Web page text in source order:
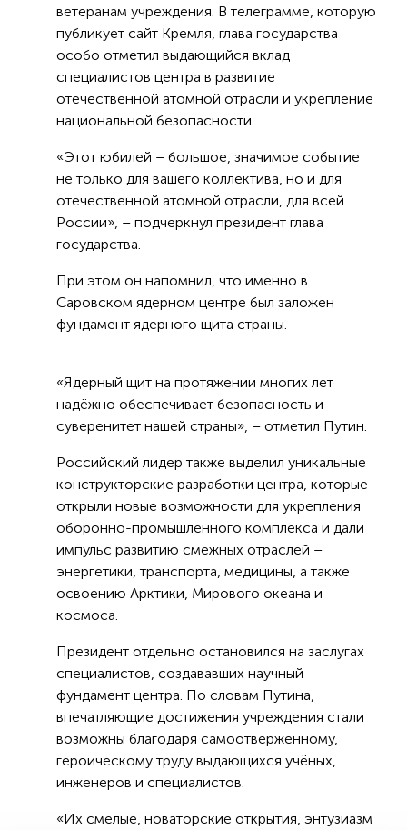
ветеранам учреждения. В телеграмме, которую
публикует сайт Кремля, глава государства
особо отметил выдающийся вклад
специалистов центра в развитие
отечественной атомной отрасли и укрепление
национальной безопасности.
«Этот юбилей – большое, значимое событие
не только для вашего коллектива, но и для
отечественной атомной отрасли, для всей
России», – подчеркнул президент глава
государства.
При этом он напомнил, что именно в
Саровском ядерном центре был заложен
фундамент ядерного щита страны.
«Ядерный щит на протяжении многих лет
надёжно обеспечивает безопасность и
суверенитет нашей страны», – отметил Путин.
Российский лидер также выделил уникальные
конструкторские разработки центра, которые
открыли новые возможности для укрепления
оборонно-промышленного комплекса и дали
импульс развитию смежных отраслей –
энергетики, транспорта, медицины, а также
освоению Арктики, Мирового океана и
космоса.
Президент отдельно остановился на заслугах
специалистов, создававших научный
фундамент центра. По словам Путина,
впечатляющие достижения учреждения стали
возможны благодаря самоотверженному,
героическому труду выдающихся учёных,
инженеров и специалистов.
«Их смелые, новаторские открытия, энтузиазм